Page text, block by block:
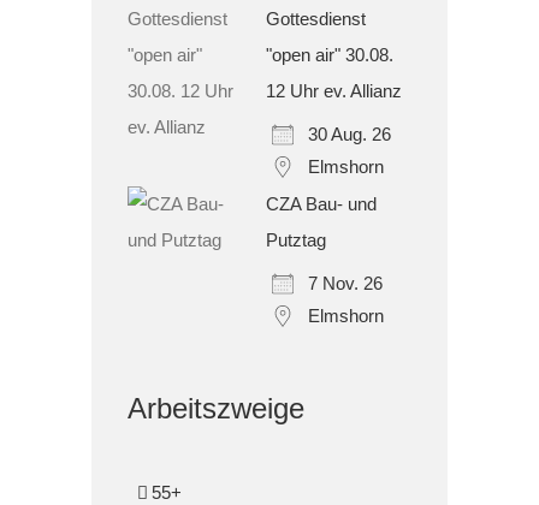
Gottesdienst
"open air" 30.08.
12 Uhr ev. Allianz
30 Aug. 26
Elmshorn
CZA Bau- und
Putztag
7 Nov. 26
Elmshorn
Arbeitszweige
55+